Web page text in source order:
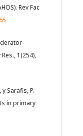
Rev Fac
1(254),
Sarafis, P.
in primary